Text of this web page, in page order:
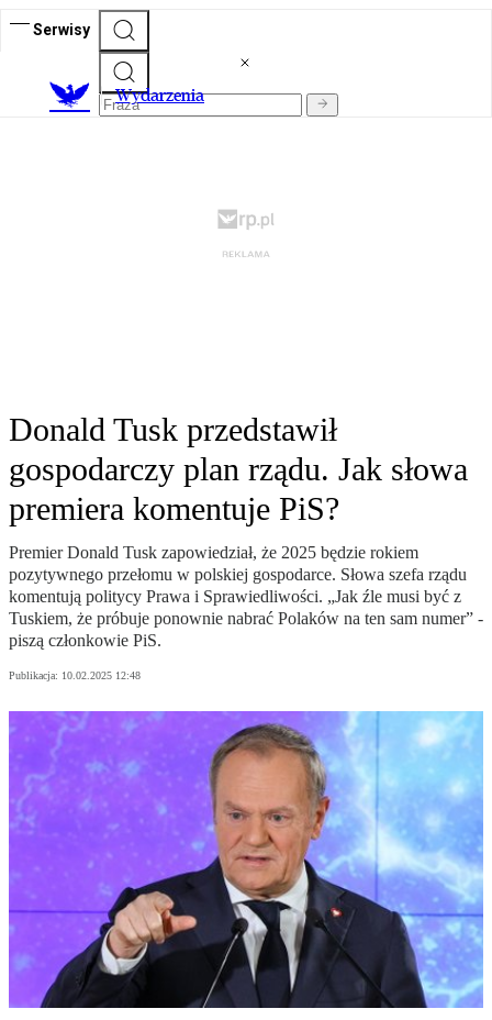
Serwisy
Wydarzenia
Donald Tusk przedstawił
gospodarczy plan rządu. Jak słowa
premiera komentuje PiS?
Premier Donald Tusk zapowiedział, że 2025 będzie rokiem
pozytywnego przełomu w polskiej gospodarce. Słowa szefa rządu
komentują politycy Prawa i Sprawiedliwości. „Jak źle musi być z
Tuskiem, że próbuje ponownie nabrać Polaków na ten sam numer” -
piszą członkowie PiS.
Publikacja: 10.02.2025 12:48